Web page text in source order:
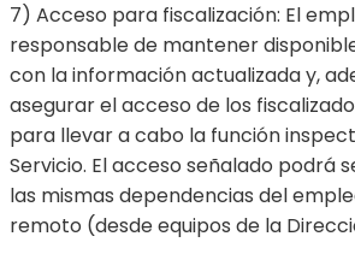
7) Acceso para fiscalización: El
responsable de mantener
con la información actualizada y,
asegurar el acceso de los
para llevar a cabo la función
Servicio. El acceso señalado podrá
las mismas dependencias del
remoto (desde equipos de la